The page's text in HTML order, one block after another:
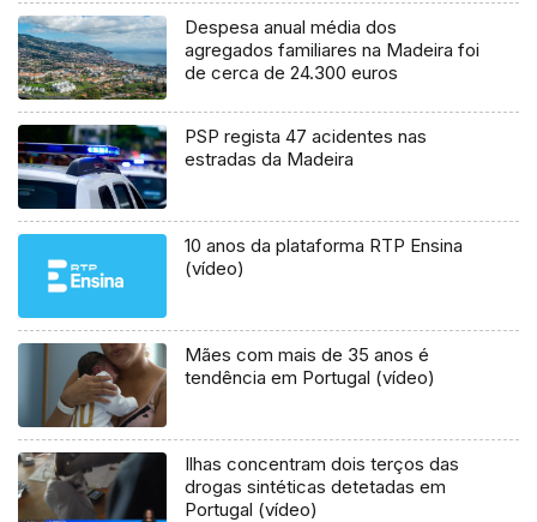
Despesa anual média dos
agregados familiares na Madeira foi
de cerca de 24.300 euros
PSP regista 47 acidentes nas
estradas da Madeira
10 anos da plataforma RTP Ensina
(vídeo)
Mães com mais de 35 anos é
tendência em Portugal (vídeo)
Ilhas concentram dois terços das
drogas sintéticas detetadas em
Portugal (vídeo)